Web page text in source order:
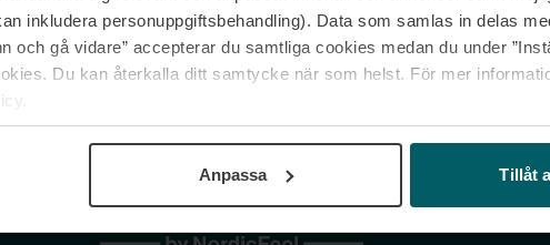
inkludera personuppgiftsbehandling). Data som samlas in delas
och gå vidare” accepterar du samtliga cookies medan du under
Du kan återkalla ditt samtycke när som helst. För mer
Anpassa Tillåt
reklamationer